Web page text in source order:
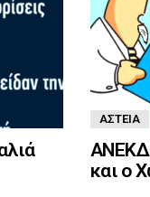
ΑΣΤΕΊΑ
και ο